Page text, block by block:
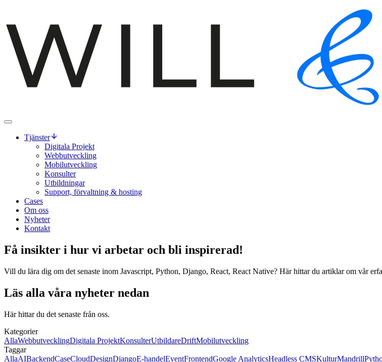
Tjänster
Digitala Projekt
Webbutveckling
Mobilutveckling
Konsulter
Utbildningar
Support, förvaltning & hosting
Cases
Om oss
Nyheter
Kontakt
Få insikter i hur vi arbetar och bli inspirerad!
Vill du lära dig om det senaste inom Javascript, Python, Django, React, React Native? Här hittar du artiklar om vår
Läs alla våra nyheter nedan
Här hittar du det senaste från oss.
Kategorier
AllaWebbutvecklingDigitala ProjektKonsulterUtbildareDriftMobilutveckling
Taggar
AllaAIBackendCaseCloudDesignDjangoE-handelEventFrontendGoogle AnalyticsHeadless CMSKulturMandrill